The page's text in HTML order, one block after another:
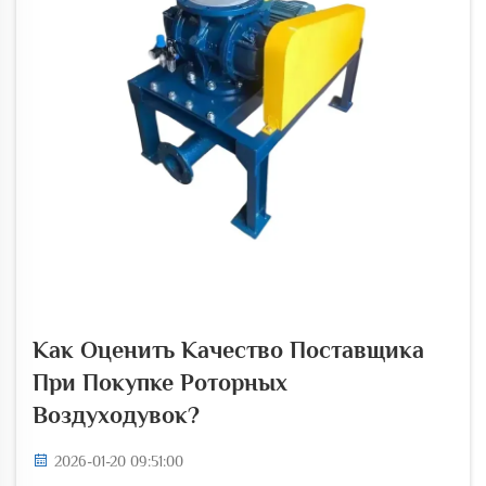
Как Оценить Качество Поставщика
При Покупке Роторных
Воздуходувок?
2026-01-20 09:51:00